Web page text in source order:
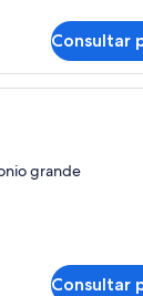
Consultar
Un
grande
Consultar